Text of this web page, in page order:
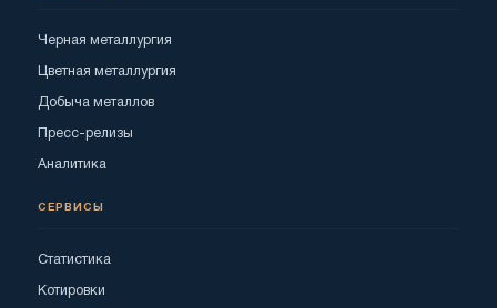
Черная металлургия
Цветная металлургия
Добыча металлов
Пресс-релизы
Аналитика
СЕРВИСЫ
Статистика
Котировки